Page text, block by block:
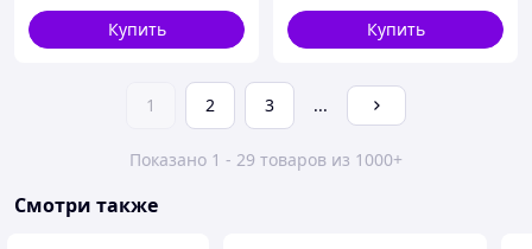
Купить Купить
1 2 3 ...
Показано 1 - 29 товаров из 1000+
Смотри также